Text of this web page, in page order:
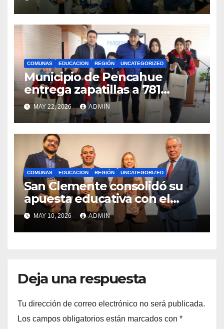
competencias
internacionales
COMUNAS EDUCACION REGIÓN UNCATEGORIZED
Municipio de Pencahue
entrega zapatillas a 781
estudiantes con recursos del
Royalty Minero
MAY 22, 2026 ADMIN
COMUNAS EDUCACION REGIÓN UNCATEGORIZED
San Clemente consolidó su
apuesta educativa con el
lanzamiento del
Preuniversitario Brotes 2026
MAY 10, 2026 ADMIN
Deja una respuesta
Tu dirección de correo electrónico no será publicada.
Los campos obligatorios están marcados con *